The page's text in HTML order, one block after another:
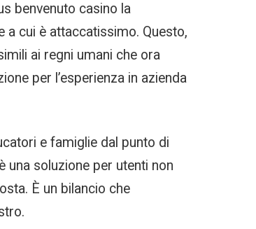
benvenuto casino la
a cui è attaccatissimo. Questo,
ai regni umani che ora
per l’esperienza in azienda
e famiglie dal punto di
una soluzione per utenti non
È un bilancio che